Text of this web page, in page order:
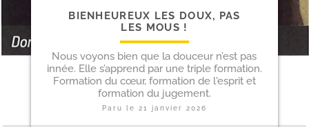
BIENHEUREUX LES DOUX, PAS
LES MOUS !
Nous voyons bien que la douceur n’est pas
innée. Elle s’apprend par une triple formation.
Formation du cœur, formation de l'esprit et
formation du jugement.
Paru le 21 janvier 2026